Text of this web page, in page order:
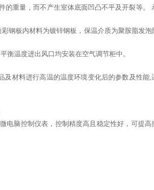
的重量，而不产生室体底面凹凸不平及开裂等。
钢板内材料为镀锌钢板，保温介质为聚胺脂发
衡温度进出风口均安装在空气调节柜中。
材料进行高温的温度环境变化后的参数及性能,
电脑控制仪表，控制精度高且稳定性好，可提高